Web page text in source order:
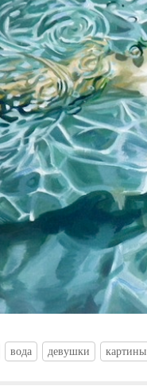
вода девушки картины